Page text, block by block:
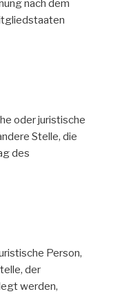
nach dem
oder juristische
Stelle, die
des
Person,
der
werden,